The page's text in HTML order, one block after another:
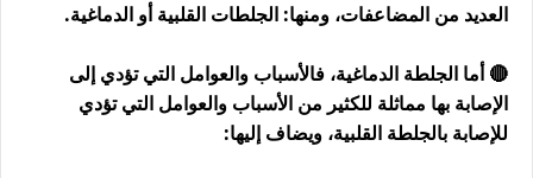
العديد من المضاعفات، ومنها: الجلطات القلبية أو الدماغية.
🔴 أما الجلطة الدماغية، فالأسباب والعوامل التي تؤدي إلى
الإصابة بها مماثلة للكثير من الأسباب والعوامل التي تؤدي
للإصابة بالجلطة القلبية، ويضاف إليها: